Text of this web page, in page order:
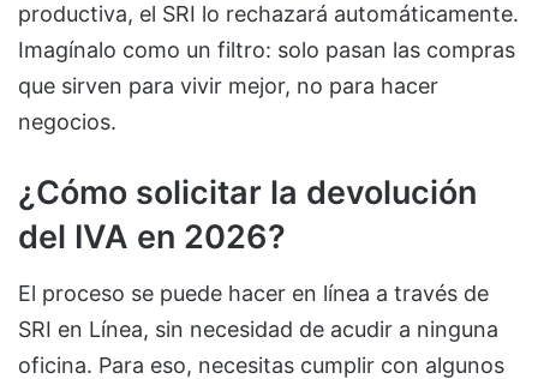
productiva, el SRI lo rechazará automáticamente.
Imagínalo como un filtro: solo pasan las compras
que sirven para vivir mejor, no para hacer
negocios.
¿Cómo solicitar la devolución
del IVA en 2026?
El proceso se puede hacer en línea a través de
SRI en Línea, sin necesidad de acudir a ninguna
oficina. Para eso, necesitas cumplir con algunos